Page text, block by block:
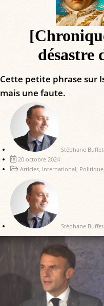
désastre
Cette petite phrase sur
mais une faute.
Stéphane
20 octobre 2024
Articles International Politique
Stéphane